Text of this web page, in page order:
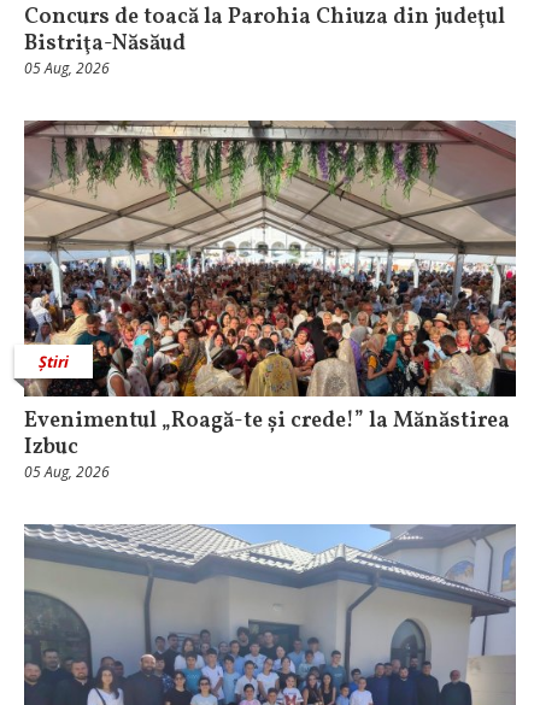
​Concurs de toacă la Parohia Chiuza din judeţul
Bistriţa-Năsăud
05 Aug, 2026
Știri
Evenimentul „Roagă-te și crede!” la Mănăstirea
Izbuc
05 Aug, 2026